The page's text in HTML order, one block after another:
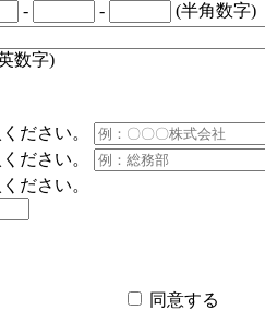
- -
(半角数字)
数字)
ださい。
ださい。
ださい。
同意する